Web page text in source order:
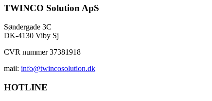
TWINCO Solution ApS
Søndergade 3C
DK-4130 Viby Sj
CVR nummer 37381918
mail: info@twincosolution.dk
HOTLINE